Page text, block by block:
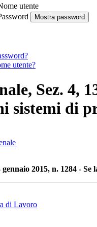
utente
Mostra password
utente?
Sez. 4,
sistemi di
gennaio 2015, n. 1284 -
di Lavoro